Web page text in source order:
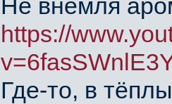
Не внемля
https://
Где-то, в